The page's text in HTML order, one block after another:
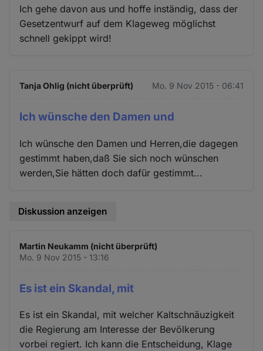
Ich gehe davon aus und hoffe inständig, dass der
Gesetzentwurf auf dem Klageweg möglichst
schnell gekippt wird!
Tanja Ohlig (nicht überprüft) Mo. 9 Nov 2015 - 06:41
Ich wünsche den Damen und
Ich wünsche den Damen und Herren,die dagegen
gestimmt haben,daß Sie sich noch wünschen
werden,Sie hätten doch dafür gestimmt...
Diskussion anzeigen
Martin Neukamm (nicht überprüft)
Mo. 9 Nov 2015 - 13:16
Es ist ein Skandal, mit
Es ist ein Skandal, mit welcher Kaltschnäuzigkeit
die Regierung am Interesse der Bevölkerung
vorbei regiert. Ich kann die Entscheidung, Klage